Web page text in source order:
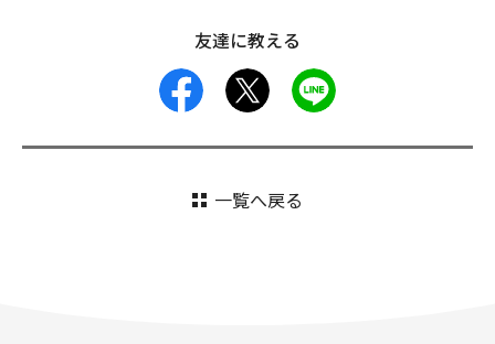
友達に教える
facebook
一覧へ戻る